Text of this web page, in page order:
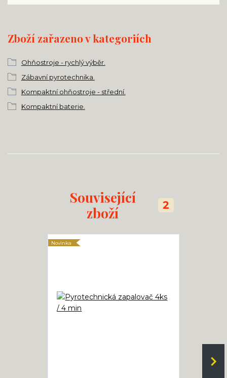
Zboží zařazeno v kategoriích
Ohňostroje - rychlý výběr.
Zábavní pyrotechnika.
Kompaktní ohňostroje - střední.
Kompaktní baterie.
Související
zboží
2
Novinka